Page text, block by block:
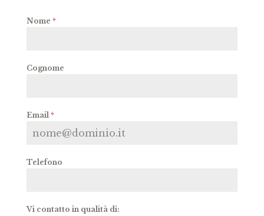
Nome *
Cognome
Email *
Telefono
Vi contatto in qualità di: